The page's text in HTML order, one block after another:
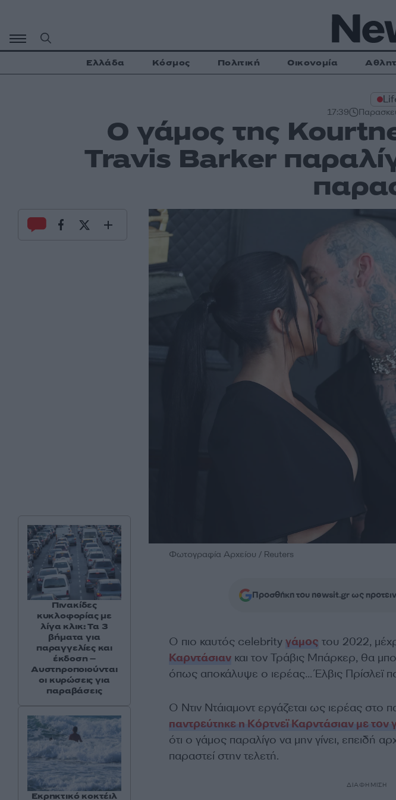
περιεχόμενο
Ελλάδα Κόσμος Πολιτική Οικονομία
17:39
Ο γάμος της
Travis Barker
Φωτογραφία Αρχείου / Reuters
Προσθήκη του newsit.gr ως
Ο πιο καυτός celebrity γάμος του 2022,
Καρντάσιανκαι τον Τράβις Μπάρκερ, θα
όπως αποκάλυψε ο ιερέας… Έλβις Πρίσλεϊ
Ο Ντιν Ντάιαμοντ εργάζεται ως ιερέας στο
παντρεύτηκε η Κόρτνεϊ Καρντάσιαν με τον
ότι ο γάμος παραλίγο να μην γίνει, επειδή
παραστεί στην τελετή.
ΔΙΑΦΗΜΙΣΗ
Πινακίδες
κυκλοφορίας με
λίγα κλικ: Τα 3
βήματα για
παραγγελίες και
έκδοση –
Αυστηροποιούνται
οι κυρώσεις για
παραβάσεις
Εκρηκτικό κοκτέιλ